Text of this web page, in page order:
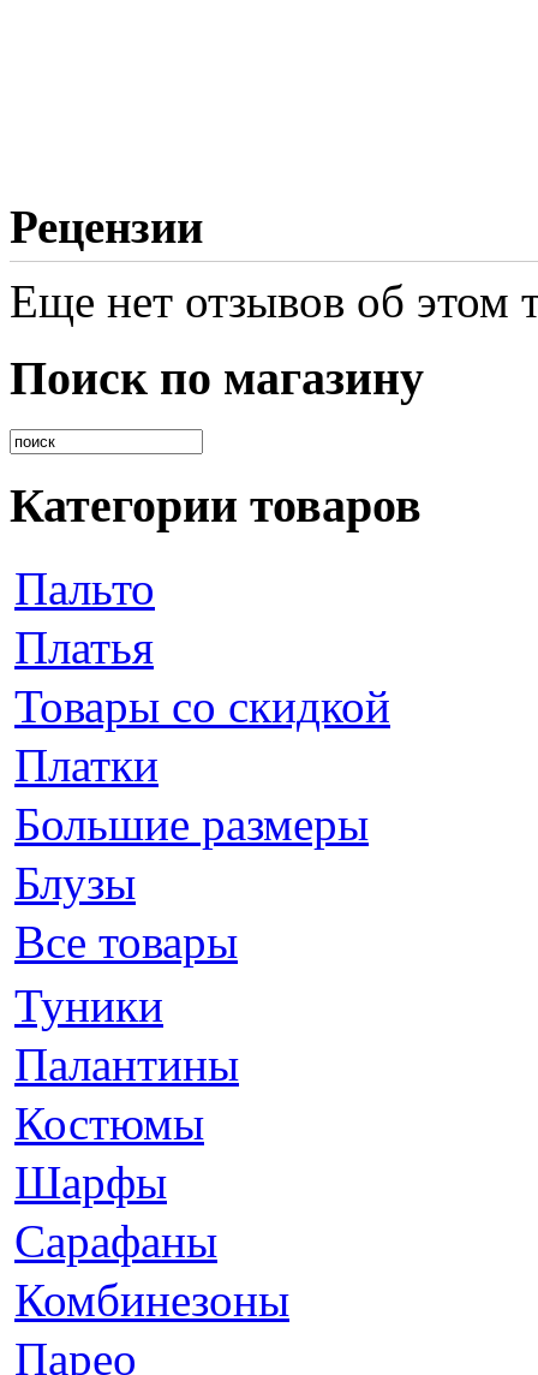
Рецензии
Еще нет отзывов об этом
Поиск по магазину
Категории товаров
Пальто
Платья
Товары со скидкой
Платки
Большие размеры
Блузы
Все товары
Туники
Палантины
Костюмы
Шарфы
Сарафаны
Комбинезоны
Парео